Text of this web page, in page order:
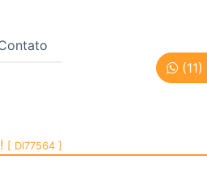
Paulo |
[ DI77564 ]